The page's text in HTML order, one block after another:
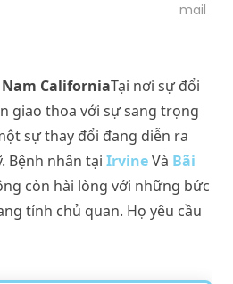
Nam CaliforniaTại nơi sự đổi
giao thoa với sự sang trọng
sự thay đổi đang diễn ra
Bệnh nhân tại IrvineVà Bãi
còn hài lòng với những bức
tính chủ quan. Họ yêu cầu